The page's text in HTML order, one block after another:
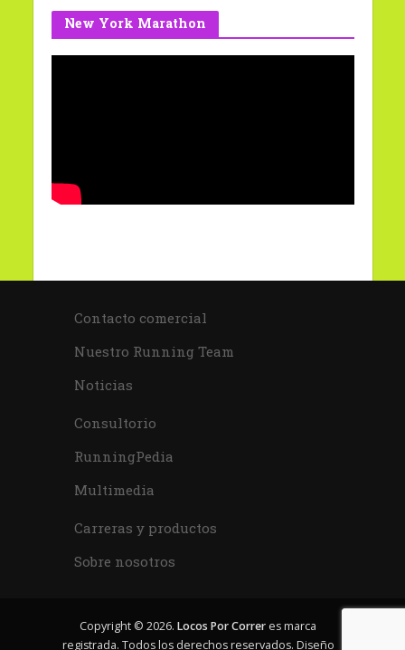
New York Marathon
Contacto comercial
Nuestro Running Team
Noticias
Consultorio
RunningPedia
Multimedia
Carreras y productos
Sobre nosotros
Copyright © 2026. Locos Por Correr es marca
registrada. Todos los derechos reservados. Diseño